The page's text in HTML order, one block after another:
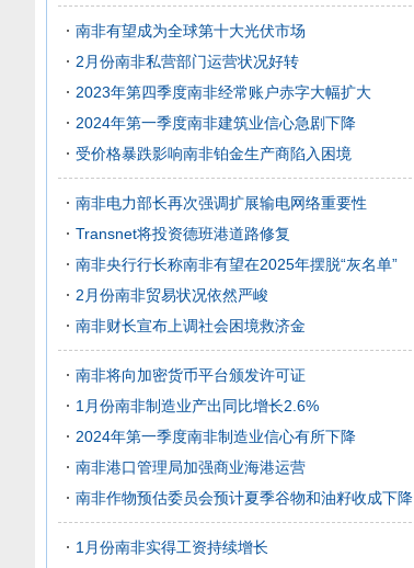
南非有望成为全球第十大光伏市场
2月份南非私营部门运营状况好转
2023年第四季度南非经常账户赤字大幅扩大
2024年第一季度南非建筑业信心急剧下降
受价格暴跌影响南非铂金生产商陷入困境
南非电力部长再次强调扩展输电网络重要性
Transnet将投资德班港道路修复
南非央行行长称南非有望在2025年摆脱“灰名单”
2月份南非贸易状况依然严峻
南非财长宣布上调社会困境救济金
南非将向加密货币平台颁发许可证
1月份南非制造业产出同比增长2.6%
2024年第一季度南非制造业信心有所下降
南非港口管理局加强商业海港运营
南非作物预估委员会预计夏季谷物和油籽收成下降
1月份南非实得工资持续增长